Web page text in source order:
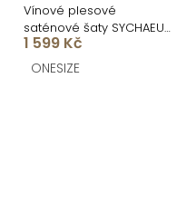
Vínové plesové
saténové šaty SYCHAEUS
bez ramínek
1 599 Kč
ONESIZE